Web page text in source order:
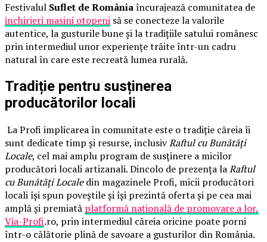
Festivalul Suflet de Româniaîncurajează comunitatea de
inchirieri masini otopeni să se conecteze la valorile
autentice, la gusturile bune și la tradițiile satului românesc
prin intermediul unor experiențe trăite într-un cadru
natural în care este recreată lumea rurală.
Tradiție pentru susținerea
producătorilor locali
La Profi implicarea în comunitate este o tradiție căreia îi
sunt dedicate timp și resurse, inclusivRaftul cu Bunătăți
Locale, cel mai amplu program de susținere a micilor
producători locali artizanali. Dincolo de prezența laRaftul
cu Bunătăți Localedin magazinele Profi, micii producători
locali își spun poveștile și își prezintă oferta și pe cea mai
amplă și premiată platformă națională de promovare a lor,
Via-Profi.ro, prin intermediul căreia oricine poate porni
într-o călătorie plină de savoare a gusturilor din România.